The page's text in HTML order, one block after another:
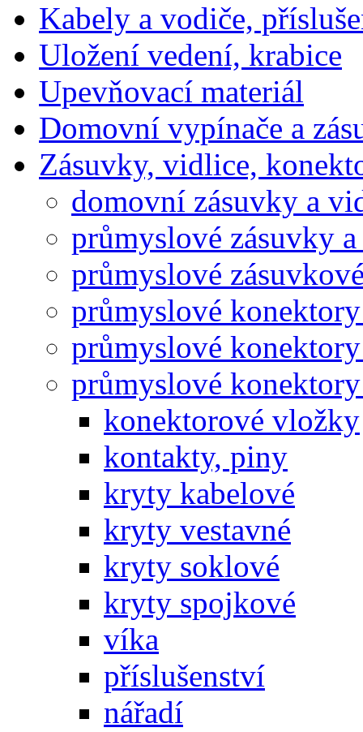
Kabely a vodiče,
Uložení vedení, krabice
Upevňovací materiál
Domovní vypínače a
Zásuvky, vidlice,
domovní zásuvky a
průmyslové zásuvky
průmyslové
průmyslové
průmyslové
průmyslové
konektorové vložky
kontakty, piny
kryty kabelové
kryty vestavné
kryty soklové
kryty spojkové
víka
příslušenství
nářadí